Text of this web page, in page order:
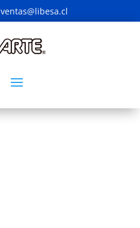
ventas@libesa.cl